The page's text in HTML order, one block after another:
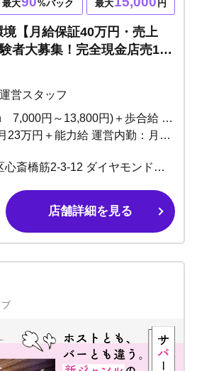
最大 %バック 最大 円
【月給保証40万円・売上
者大募集！完全現金店売1億
経験でも意欲があれば大歓
営スタッフ
合給 ※バック率60～90%!! +功労金+賞金多数 （新人さんがとりやすい賞金たくさん用意しています）
円＋能力給 運営内勤：月25万＋能力給＋賞金
大阪市中央区心斎橋筋2-3-12 ダイヤモンドビル5F
店舗詳細を見る